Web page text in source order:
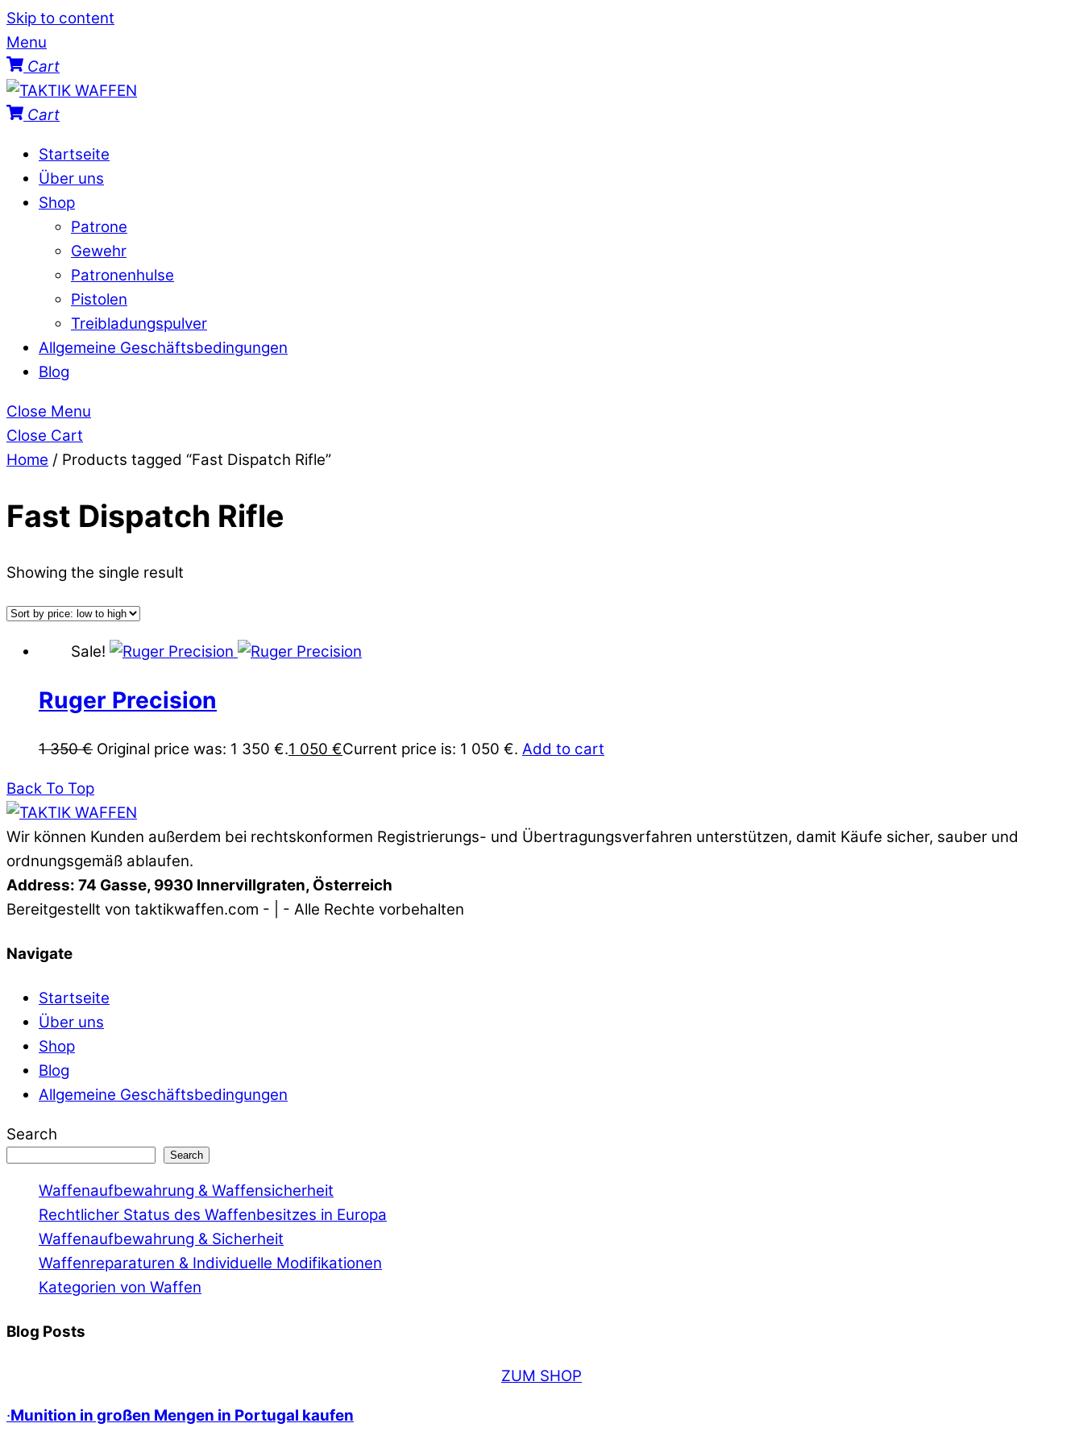
Skip to content
Menu
Cart
Cart
Startseite
Über uns
Shop
Patrone
Gewehr
Patronenhulse
Pistolen
Treibladungspulver
Allgemeine Geschäftsbedingungen
Blog
Close Menu
Close Cart
Home / Products tagged “Fast Dispatch Rifle”
Fast Dispatch Rifle
Showing the single result
Sale!
Ruger Precision
1 350€ Original price was: 1 350 €.1 050 €Current price is: 1 050 €. Add to cart
Back To Top
Wir können Kunden außerdem bei rechtskonformen Registrierungs- und Übertragungsverfahren unterstützen, damit Käufe sicher, sauber und
ordnungsgemäß ablaufen.
Address: 74 Gasse, 9930 Innervillgraten, Österreich
Bereitgestellt von taktikwaffen.com - | - Alle Rechte vorbehalten
Navigate
Startseite
Über uns
Shop
Blog
Allgemeine Geschäftsbedingungen
Search
Search
Waffenaufbewahrung & Waffensicherheit
Rechtlicher Status des Waffenbesitzes in Europa
Waffenaufbewahrung & Sicherheit
Waffenreparaturen & Individuelle Modifikationen
Kategorien von Waffen
Blog Posts
ZUM SHOP
·Munition in großen Mengen in Portugal kaufen